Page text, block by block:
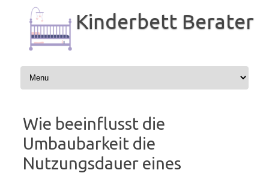
Inhalt
springen
Kinderbett Berater
Wie beeinflusst die
Umbaubarkeit die
Nutzungsdauer eines